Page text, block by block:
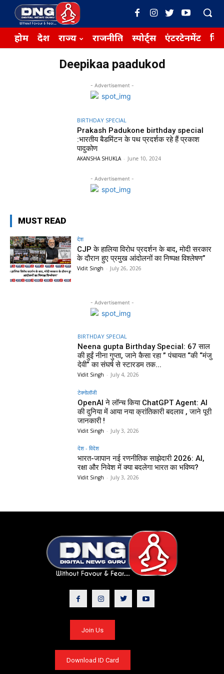
होम देश राज्य राजनीति स्पोर्ट्स एंटरटेनमेंट
Deepikaa paadukod
- Advertisement -
BIRTHDAY SPECIAL
Prakash Padukone birthday special
:भारतीय बैडमिंटन के पथ प्रदर्शक रहे हैं प्रकाश
पादुकोण
AKANSHA SHUKLA - June 10, 2024
- Advertisement -
MUST READ
देश
CJP के हालिया विरोध प्रदर्शन के बाद, मोदी सरकार
के दौरान हुए प्रमुख आंदोलनों का निष्पक्ष विश्लेषण”
Vidit Singh - July 26, 2026
- Advertisement -
BIRTHDAY SPECIAL
Neena gupta Birthday Special: 67 साल
की हुईं नीना गुप्ता, जाने कैसा रहा ” पंचायत “की “मंजु
देवी” का संघर्ष से स्टारडम तक...
Vidit Singh - July 4, 2026
टेक्नोलॉजी
OpenAI ने लॉन्च किया ChatGPT Agent: AI
की दुनिया में आया नया क्रांतिकारी बदलाव , जाने पूरी
जानकारी !
Vidit Singh - July 3, 2026
देश - विदेश
भारत-जापान नई रणनीतिक साझेदारी 2026: AI,
रक्षा और निवेश में क्या बदलेगा भारत का भविष्य?
Vidit Singh - July 3, 2026
Join Us
Download ID Card